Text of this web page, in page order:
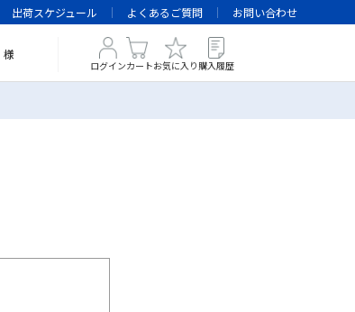
出荷スケジュール よくあるご質問 お問い合わせ
様
ログインカートお気に入り 購入履歴